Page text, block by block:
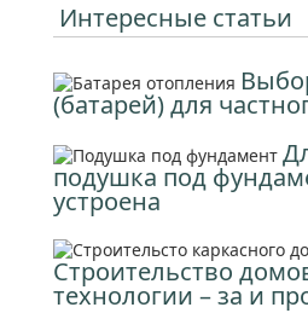
Интересные статьи
(батарей) для
подушка под
устроена
Строительство
технологии – за и